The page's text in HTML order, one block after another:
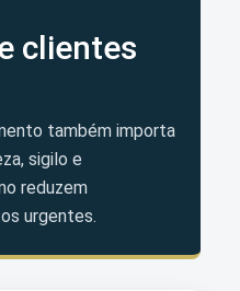
clientes
também importa
sigilo e
reduzem
urgentes.